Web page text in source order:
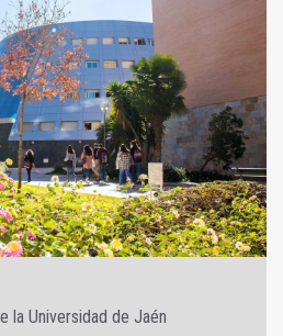
la Universidad de Jaén